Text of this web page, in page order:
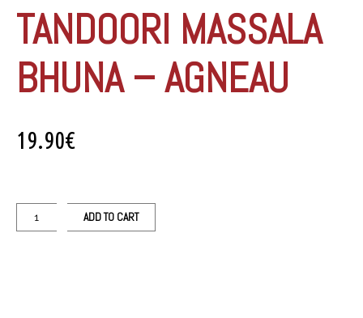
TANDOORI MASSALA
BHUNA – AGNEAU
19.90€
ADD TO CART